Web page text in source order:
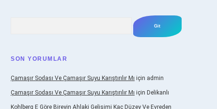
SON YORUMLAR
Çamaşır Sodası Ve Çamaşır Suyu Karıştırılır Mı için admin
Çamaşır Sodası Ve Çamaşır Suyu Karıştırılır Mı için Delikanlı
Kohlberg E Göre Bireyin Ahlaki Gelişimi Kaç Düzey Ve Evreden